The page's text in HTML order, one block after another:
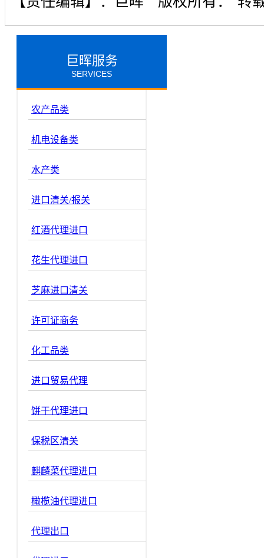
巨晖服务
SERVICES
农产品类
机电设备类
水产类
进口清关/报关
红酒代理进口
花生代理进口
芝麻进口清关
许可证商务
化工品类
进口贸易代理
饼干代理进口
保税区清关
麒麟菜代理进口
橄榄油代理进口
代理出口